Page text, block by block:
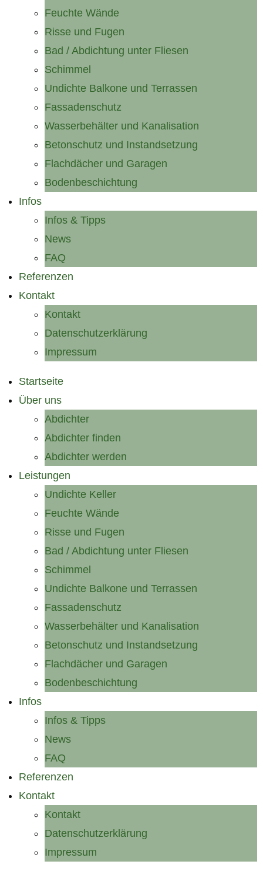
Feuchte Wände
Risse und Fugen
Bad / Abdichtung unter Fliesen
Schimmel
Undichte Balkone und Terrassen
Fassadenschutz
Wasserbehälter und Kanalisation
Betonschutz und Instandsetzung
Flachdächer und Garagen
Bodenbeschichtung
Infos
Infos & Tipps
News
FAQ
Referenzen
Kontakt
Kontakt
Datenschutzerklärung
Impressum
Startseite
Über uns
Abdichter
Abdichter finden
Abdichter werden
Leistungen
Undichte Keller
Feuchte Wände
Risse und Fugen
Bad / Abdichtung unter Fliesen
Schimmel
Undichte Balkone und Terrassen
Fassadenschutz
Wasserbehälter und Kanalisation
Betonschutz und Instandsetzung
Flachdächer und Garagen
Bodenbeschichtung
Infos
Infos & Tipps
News
FAQ
Referenzen
Kontakt
Kontakt
Datenschutzerklärung
Impressum